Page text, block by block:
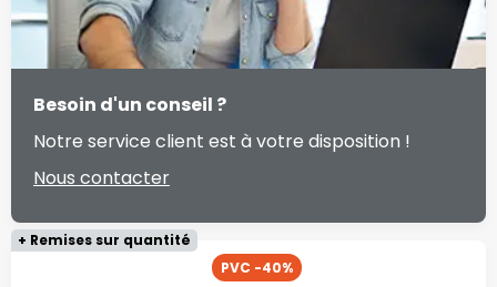
Besoin d'un conseil ?
Notre service client est à votre disposition !
Nous contacter
+ Remises sur quantité
PVC -40%